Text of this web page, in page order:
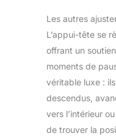
Les autres
L’appui-tête se
offrant un
moments de
véritable luxe :
descendus,
vers l’intérieur
de trouver la